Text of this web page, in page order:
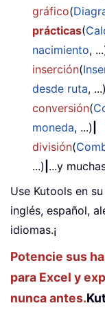
gráfico(
prácticas(
nacimiento,
inserción(
desde ruta, ...)
conversión(
moneda, ...)
división(
...) ...y
Use Kutools en
inglés, español,
idiomas.¡
Potencie sus
para Excel y
nunca antes.